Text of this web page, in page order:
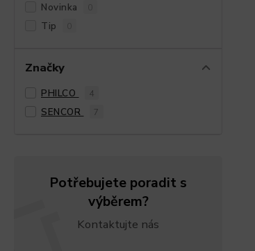
Novinka
Tip
Značky
PHILCO 4
SENCOR 7
Potřebujete poradit s
výběrem?
Kontaktujte nás